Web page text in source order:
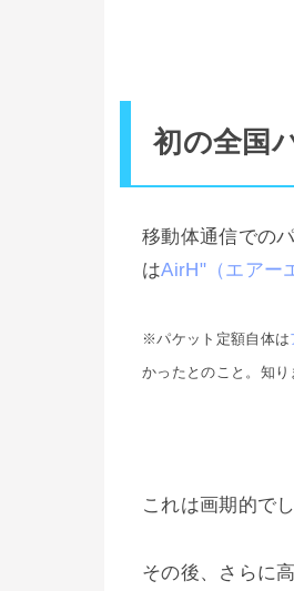
初の全国
移動体通信での
はAirH"（エアー
※パケット定額自体は
かったとのこと。知り
これは画期的で
その後、さらに